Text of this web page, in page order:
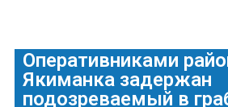
Оперативниками
Якиманка задержан
подозреваемый в